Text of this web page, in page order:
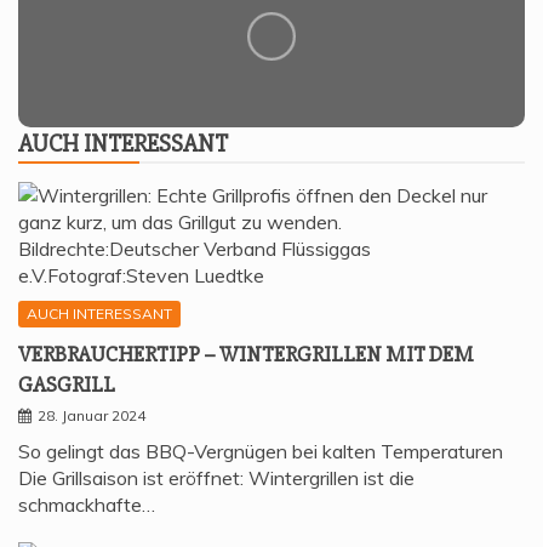
AUCH INTER­ES­SANT
AUCH INTERESSANT
VER­BRAU­CHER­TIPP – WIN­TER­GRIL­LEN MIT DEM
GASGRILL
28. Januar 2024
So gelingt das BBQ-Vergnügen bei kalten Temperaturen
Die Grillsaison ist eröffnet: Wintergrillen ist die
schmackhafte…